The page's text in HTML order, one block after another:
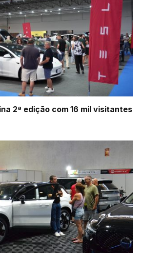
2ª edição com 16 mil visitantes